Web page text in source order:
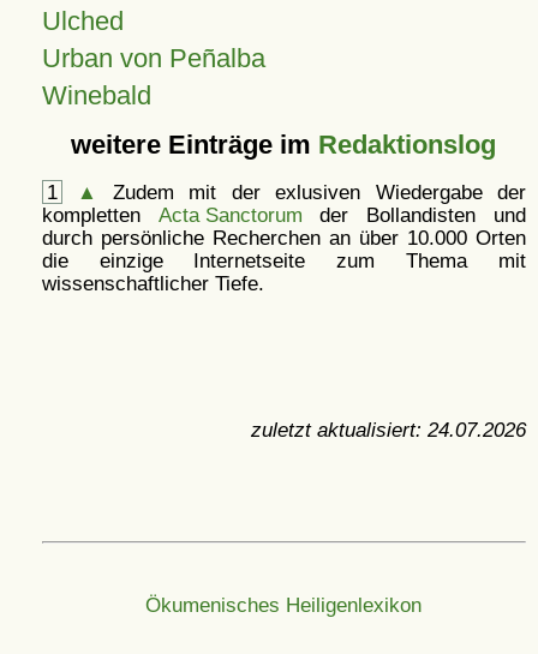
Ulched
Urban von Peñalba
Winebald
weitere Einträge im Redaktionslog
1 ▲
Zudem mit der exlusiven Wiedergabe der
kompletten Acta Sanctorum der Bollandisten und
durch persönliche Recherchen an über 10.000 Orten
die einzige Internetseite zum Thema mit
wissenschaftlicher Tiefe.
zuletzt aktualisiert: 24.07.2026
Ökumenisches Heiligenlexikon